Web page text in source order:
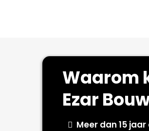
Waarom
Ezar
Meer dan 15